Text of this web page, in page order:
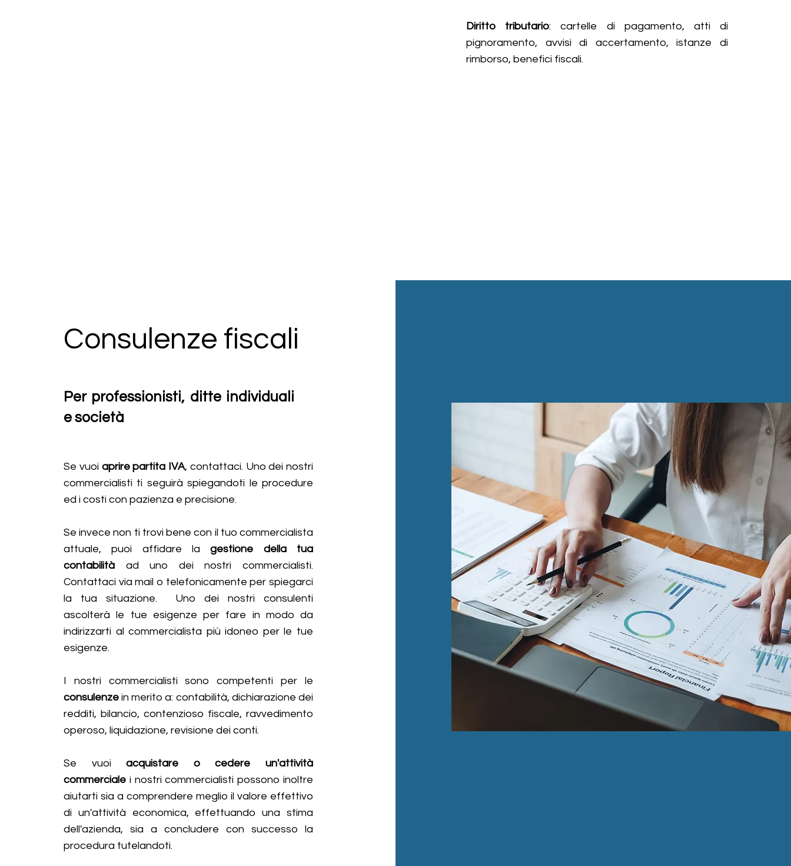
Diritto tributario: cartelle di pagamento, atti di
pignoramento, avvisi di accertamento, istanze di
rimborso, benefici fiscali​.
Consulenze fiscali
Per professionisti, ditte individuali
e società
Se vuoi aprire partita IVA, contattaci. Uno dei nostri
commercialisti ti seguirà spiegandoti le procedure
ed i costi con pazienza e precisione.
Se invece non ti trovi bene con il tuo commercialista
attuale, puoi affidare lagestione della tua
contabilità ad uno dei nostri commercialisti.
Contattaci via mail o telefonicamente per spiegarci
la tua situazione. Uno dei nostri consulenti
ascolterà le tue esigenze per fare in modo da
indirizzarti al commercialista più idoneo per le tue
esigenze.
I nostri commercialisti sono competenti per le
consulenze in merito a: contabilità, dichiarazione dei
redditi, bilancio, contenzioso fiscale, ravvedimento
operoso, liquidazione, revisione dei conti.
Se vuoiacquistare o cedere un'attività
commerciale i nostri commercialisti possono inoltre
aiutarti sia a comprendere meglio il valore effettivo
di un'attività economica, effettuando una stima
dell'azienda, sia a concludere con successo la
procedura tutelandoti.